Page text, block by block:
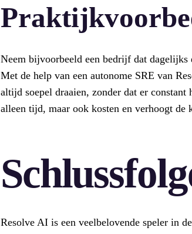
Neem bijvoorbeeld een bedrijf dat
Met de help van een autonome SRE van
altijd soepel draaien, zonder dat er
alleen tijd, maar ook kosten en verhoogt de
Resolve AI is een veelbelovende speler in